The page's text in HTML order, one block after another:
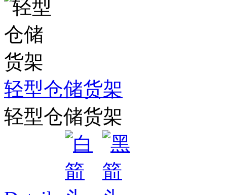
轻型仓储货架
轻型仓储货架